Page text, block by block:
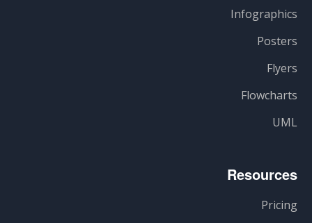
Infographics
Posters
Flyers
Flowcharts
UML
Resources
Pricing